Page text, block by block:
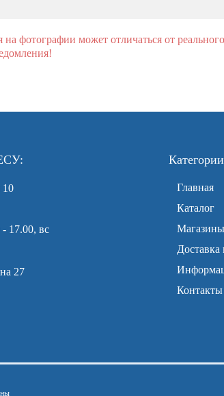
на фотографии может отличаться от
10
17.00, вс
27
Категории
Главная
Каталог
Магазины
Доставка
Контакты